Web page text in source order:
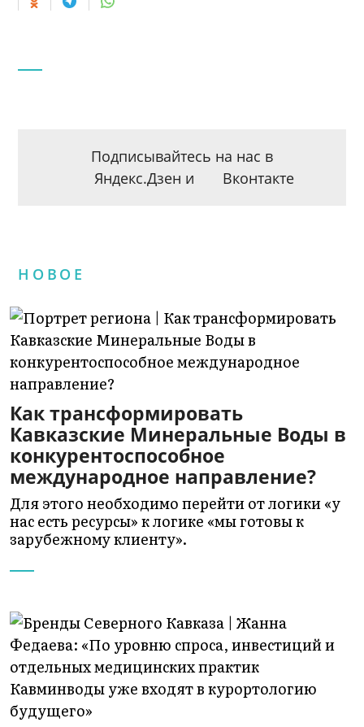
Подписывайтесь на нас в
Яндекс.Дзен и Вконтакте
НОВОЕ
Как трансформировать
Кавказские Минеральные Воды в
конкурентоспособное
международное направление?
Для этого необходимо перейти от логики «у
нас есть ресурсы» к логике «мы готовы к
зарубежному клиенту».